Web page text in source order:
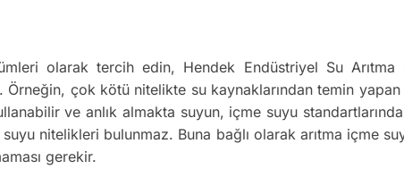
olarak tercih edin, Hendek Endüstriyel Su Arıtma
çok kötü nitelikte su kaynaklarından temin
ve anlık almakta suyun, içme suyu
nitelikleri bulunmaz. Buna bağlı olarak arıtma içme
gerekir.